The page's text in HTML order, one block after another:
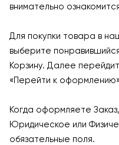
внимательно
Для покупки товара в
выберите
Корзину. Далее
«Перейти к
Когда оформляете
Юридическое или
обязательные поля.